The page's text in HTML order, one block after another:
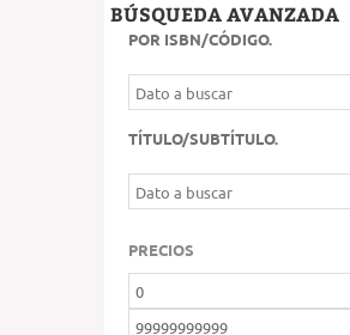
BÚSQUEDA AVANZADA
POR ISBN/CÓDIGO.
TÍTULO/SUBTÍTULO.
PRECIOS